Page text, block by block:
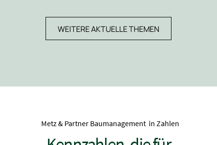
WEITERE AKTUELLE THEMEN
Metz & Partner Baumanagement in Zahlen